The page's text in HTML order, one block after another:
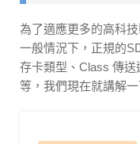
為了適應更多的高科技
一般情況下，正規的
存卡類型、Class 傳
等，我們現在就講解